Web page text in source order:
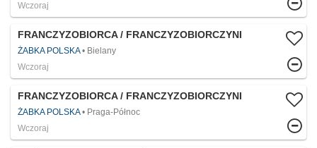
Wczoraj
FRANCZYZOBIORCA / FRANCZYZOBIORCZYNI
ŻABKA POLSKA
Bielany
Wczoraj
FRANCZYZOBIORCA / FRANCZYZOBIORCZYNI
ŻABKA POLSKA
Praga-Północ
Wczoraj